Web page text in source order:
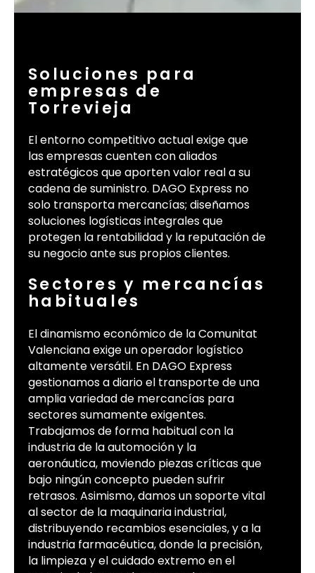
Soluciones para
empresas de
Torrevieja
El entorno competitivo actual exige que
las empresas cuenten con aliados
estratégicos que aporten valor real a su
cadena de suministro. DAGO Express no
solo transporta mercancías; diseñamos
soluciones logísticas integrales que
protegen la rentabilidad y la reputación de
su negocio ante sus propios clientes.
Sectores y mercancías
habituales
El dinamismo económico de la Comunitat
Valenciana exige un operador logístico
altamente versátil. En DAGO Express
gestionamos a diario el transporte de una
amplia variedad de mercancías para
sectores sumamente exigentes.
Trabajamos de forma habitual con la
industria de la automoción y la
aeronáutica, moviendo piezas críticas que
bajo ningún concepto pueden sufrir
retrasos. Asimismo, damos un soporte vital
al sector de la maquinaria industrial,
distribuyendo recambios esenciales, y a la
industria farmacéutica, donde la precisión,
la limpieza y el cuidado extremo en el